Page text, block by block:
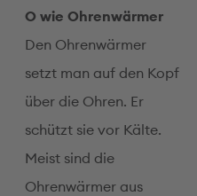
O wie Ohren­wärmer
Den Ohren­wärmer
setzt man auf den Kopf
über die Ohren. Er
schützt sie vor Kälte.
Meist sind die
Ohrenwärmer aus